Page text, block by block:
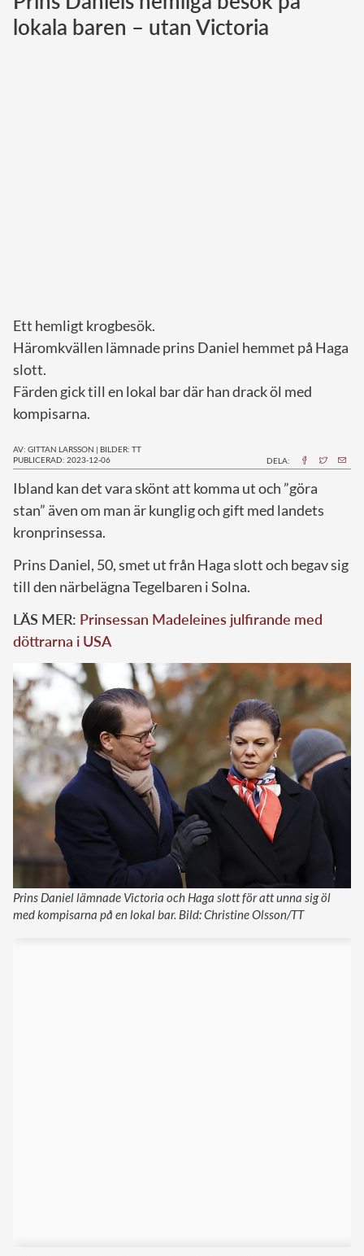
Norska kungahuset
lokala baren – utan Victoria
Ett hemligt krogbesök.
Häromkvällen lämnade prins Daniel hemmet på Haga
slott.
Färden gick till en lokal bar där han drack öl med
kompisarna.
AV: GITTAN LARSSON | BILDER: TT
PUBLICERAD: 2023-12-06
DELA:
Ibland kan det vara skönt att komma ut och ”göra
stan” även om man är kunglig och gift med landets
kronprinsessa.
Prins Daniel, 50, smet ut från Haga slott och begav sig
till den närbelägna Tegelbaren i Solna.
LÄS MER: Prinsessan Madeleines julfirande med
döttrarna i USA
Prins Daniel lämnade Victoria och Haga slott för att unna sig öl
med kompisarna på en lokal bar. Bild: Christine Olsson/TT